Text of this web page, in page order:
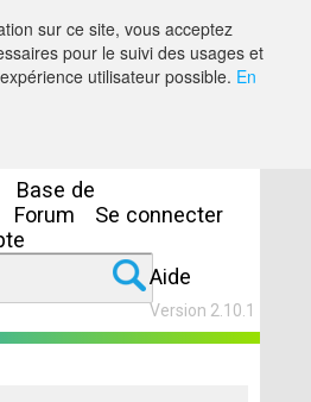
Base de
Forum
Se connecter
Aide
Version 2.10.1
sur ce site, vous acceptez
pour le suivi des usages et
utilisateur possible. En